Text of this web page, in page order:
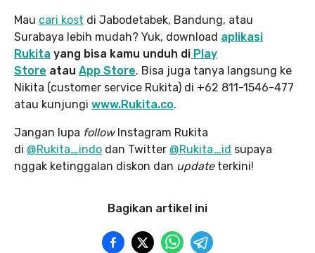
Mau cari kost di Jabodetabek, Bandung, atau
Surabaya lebih mudah? Yuk, download aplikasi
Rukita yang bisa kamu unduh di Play
Store atau App Store. Bisa juga tanya langsung ke
Nikita (customer service Rukita) di +62 811-1546-477
atau kunjungi www.Rukita.co.
Jangan lupa followInstagram Rukita
di @Rukita_indo dan Twitter @Rukita_id supaya
nggak ketinggalan diskon dan update terkini!
Bagikan artikel ini